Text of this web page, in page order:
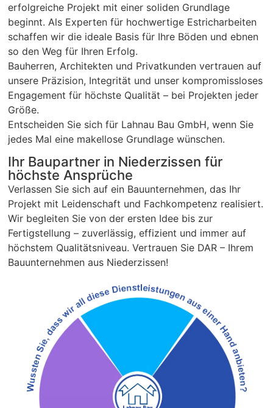
erfolgreiche Projekt mit einer soliden Grundlage
beginnt. Als Experten für hochwertige Estricharbeiten
schaffen wir die ideale Basis für Ihre Böden und ebnen
so den Weg für Ihren Erfolg.
Bauherren, Architekten und Privatkunden vertrauen auf
unsere Präzision, Integrität und unser kompromissloses
Engagement für höchste Qualität – bei Projekten jeder
Größe.
Entscheiden Sie sich für Lahnau Bau GmbH, wenn Sie
jedes Mal eine makellose Grundlage wünschen.
Ihr Baupartner in Niederzissen für
höchste Ansprüche
Verlassen Sie sich auf ein Bauunternehmen, das Ihr
Projekt mit Leidenschaft und Fachkompetenz realisiert.
Wir begleiten Sie von der ersten Idee bis zur
Fertigstellung – zuverlässig, effizient und immer auf
höchstem Qualitätsniveau. Vertrauen Sie DAR – Ihrem
Bauunternehmen aus Niederzissen!